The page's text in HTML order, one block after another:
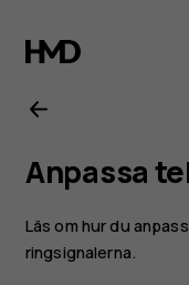
för
Nokia
2.1
Anpassa
Läs om hur du
ringsignalerna.